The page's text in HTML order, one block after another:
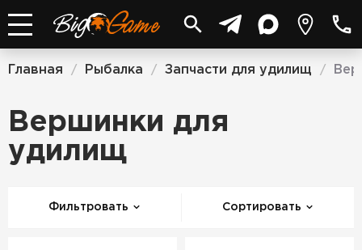
Главная / Рыбалка / Запчасти для удилищ /
Вершинки для
удилищ
Фильтровать Сортировать